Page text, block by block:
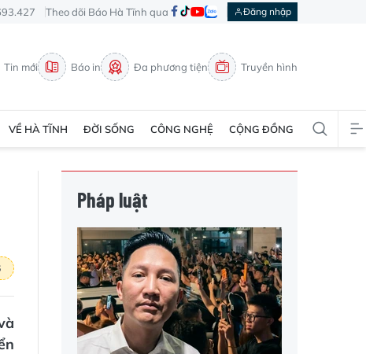
Theo dõi Báo Hà Tĩnh qua Đăng nhập
Tin mới Báo in Đa phương tiện Truyền hình
VỀ HÀ TĨNH ĐỜI SỐNG CÔNG NGHỆ CỘNG ĐỒNG
Pháp luật